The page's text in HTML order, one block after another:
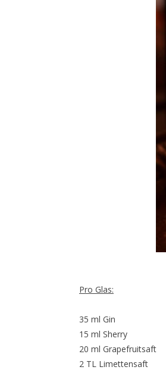
Pro Glas:
35 ml Gin
15 ml Sherry
20 ml Grapefruitsaft
2 TL Limettensaft